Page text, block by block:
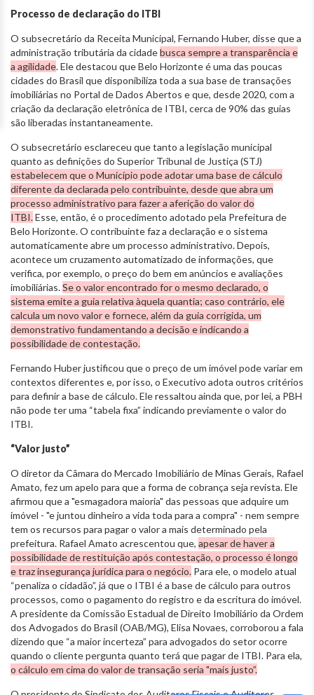
Processo de declaração do ITBI
O subsecretário da Receita Municipal, Fernando Huber, disse que a
administração tributária da cidadebusca sempre a transparência e
a agilidade. Ele destacou que Belo Horizonte é uma das poucas
cidades do Brasil que disponibiliza toda a sua base de transações
imobiliárias no Portal de Dados Abertos e que, desde 2020, com a
criação da declaração eletrônica de ITBI, cerca de 90% das guias
são liberadas instantaneamente.
O subsecretário esclareceu que tanto a legislação municipal
quanto as definições do Superior Tribunal de Justiça (STJ)
estabelecem que o Município pode adotar uma base de cálculo
diferente da declarada pelo contribuinte, desde que abra um
processo administrativo para fazer a aferição do valor do
ITBI.Esse, então, é o procedimento adotado pela Prefeitura de
Belo Horizonte. O contribuinte faz a declaração e o sistema
automaticamente abre um processo administrativo. Depois,
acontece um cruzamento automatizado de informações, que
verifica, por exemplo, o preço do bem em anúncios e avaliações
imobiliárias.Se o valor encontrado for o mesmo declarado, o
sistema emite a guia relativa àquela quantia; caso contrário, ele
calcula um novo valor e fornece, além da guia corrigida, um
demonstrativo fundamentando a decisão e indicando a
possibilidade de contestação.
Fernando Huber justificou que o preço de um imóvel pode variar em
contextos diferentes e, por isso, o Executivo adota outros critérios
para definir a base de cálculo. Ele ressaltou ainda que, por lei, a PBH
não pode ter uma “tabela fixa” indicando previamente o valor do
ITBI.
“Valor justo”
O diretor da Câmara do Mercado Imobiliário de Minas Gerais, Rafael
Amato, fez um apelo para que a forma de cobrança seja revista. Ele
afirmou que a "esmagadora maioria" das pessoas que adquire um
imóvel - "e juntou dinheiro a vida toda para a compra" - nem sempre
tem os recursos para pagar o valor a mais determinado pela
prefeitura. Rafael Amato acrescentou que, apesar de haver a
possibilidade de restituição após contestação, o processo é longo
e traz insegurança jurídica para o negócio. Para ele, o modelo atual
“penaliza o cidadão”, já que o ITBI é a base de cálculo para outros
processos, como o pagamento do registro e da escritura do imóvel.
A presidente da Comissão Estadual de Direito Imobiliário da Ordem
dos Advogados do Brasil (OAB/MG), Elisa Novaes, corroborou a fala
dizendo que “a maior incerteza” para advogados do setor ocorre
quando o cliente pergunta quanto terá que pagar de ITBI. Para ela,
o cálculo em cima do valor de transação seria "mais justo”.